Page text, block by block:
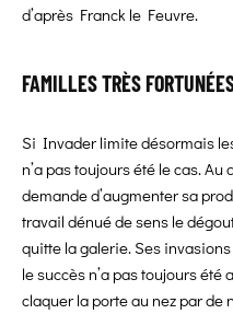
d’après Franck le Feuvre.
FAMILLES TRÈS
Si Invader limite désormais
n’a pas toujours été le cas.
demande d’augmenter sa
travail dénué de sens le
quitte la galerie. Ses
le succès n’a pas toujours
claquer la porte au nez par de